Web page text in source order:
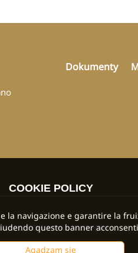
Dokumenty
2026 Dykasteria Nauki Wiary
COOKIE POLICY
navigazione e garantire la
questo banner
Agadzam się